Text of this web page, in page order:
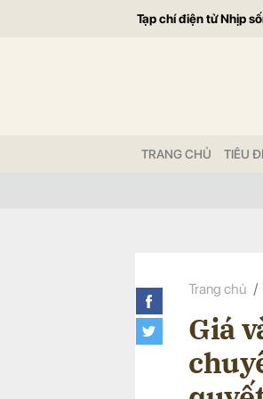
Tạp chí điện tử Nhịp
TRANG CHỦ TIÊU
Trang chủ
Giá